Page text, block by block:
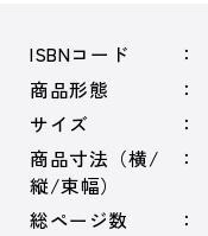
ISBNコード
商品形態
サイズ
商品寸法（横/
縦/束幅）
総ページ数